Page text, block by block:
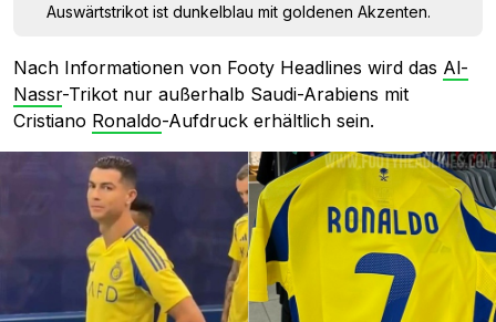
Auswärtstrikot ist dunkelblau mit goldenen Akzenten.
Nach Informationen von Footy Headlines wird das Al-
Nassr-Trikot nur außerhalb Saudi-Arabiens mit
Cristiano Ronaldo-Aufdruck erhältlich sein.